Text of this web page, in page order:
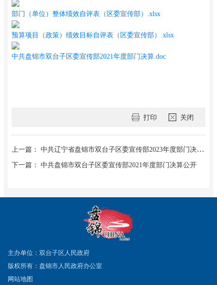
部门（单位）整体绩效自评表（区委宣传部）.xlsx
预算项目（政策）绩效目标自评表（区委宣传部）.xlsx
中共盘锦市双台子区委宣传部2021年度部门决算.doc
打印 关闭
上一篇： 中共辽宁省盘锦市双台子区委宣传部2023年度部门决算公开
下一篇： 中共盘锦市双台子区委宣传部2021年度部门决算公开
主办单位：双台子区人民政府
版权所有：盘锦市人民政府办公室
网站地图